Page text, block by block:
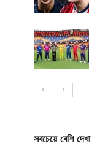
সবচেয়ে বেশি দেখা